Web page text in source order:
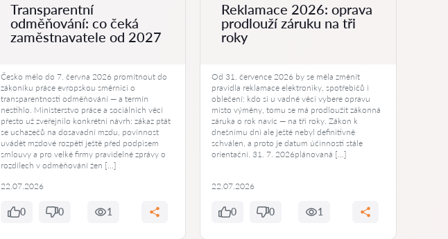
Transparentní
odměňování: co čeká
zaměstnavatele od 2027
Česko mělo do 7. června 2026 promítnout do
zákoníku práce evropskou směrnici o
transparentnosti odměňování — a termín
nestihlo. Ministerstvo práce a sociálních věcí
přesto už zveřejnilo konkrétní návrh: zákaz ptát
se uchazečů na dosavadní mzdu, povinnost
uvádět mzdové rozpětí ještě před podpisem
smlouvy a pro velké firmy pravidelné zprávy o
rozdílech v odměňování žen […]
22.07.2026
0 0 1
Reklamace 2026: oprava
prodlouží záruku na tři
roky
Od 31. července 2026 by se měla změnit
pravidla reklamace elektroniky, spotřebičů i
oblečení: kdo si u vadné věci vybere opravu
místo výměny, tomu se má prodloužit zákonná
záruka o rok navíc — na tři roky. Zákon k
dnešnímu dni ale ještě nebyl definitivně
schválen, a proto je datum účinnosti stále
orientační. 31. 7. 2026plánovaná […]
22.07.2026
0 0 1